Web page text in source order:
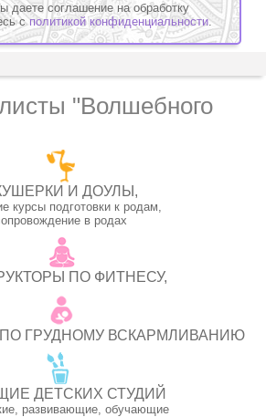
даете соглашение на обработку
сполитикой конфиденциальности.
"Волшебного
И ДОУЛЫ,
курсы подготовки к родам,
в родах
ПО ФИТНЕСУ,
ГРУДНОМУ ВСКАРМЛИВАНИЮ
ДЕТСКИХ СТУДИЙ
развивающие, обучающие